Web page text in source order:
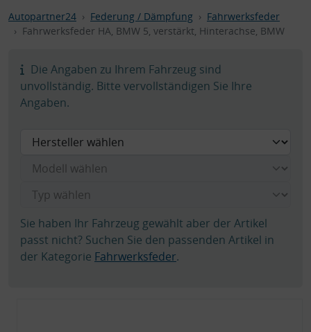
Autopartner24 Federung / Dämpfung
Fahrwerksfeder
Fahrwerksfeder HA, BMW 5, verstärkt, Hinterachse, BMW
Die Angaben zu Ihrem Fahrzeug sind
unvollständig. Bitte vervollständigen Sie Ihre
Angaben.
Sie haben Ihr Fahrzeug gewählt aber der Artikel
passt nicht? Suchen Sie den passenden Artikel in
der Kategorie Fahrwerksfeder.